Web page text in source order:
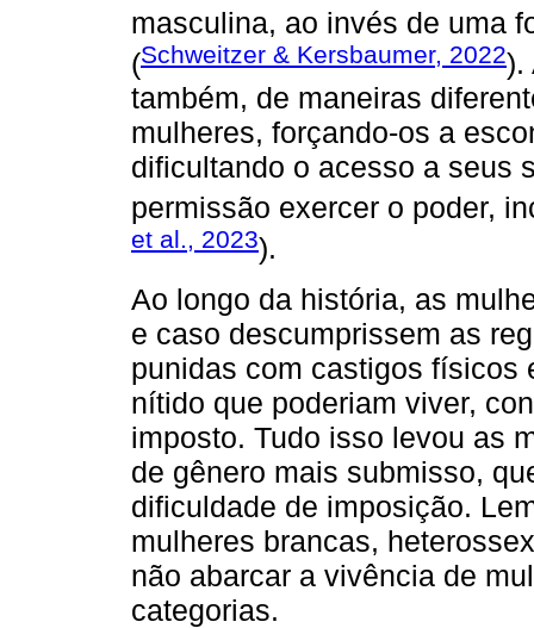
masculina, ao invés de uma
(Schweitzer & Kersbaumer, 2022).
também, de maneiras
mulheres, forçando-os a
dificultando o acesso a seus
permissão exercer o poder,
et al., 2023).
Ao longo da história, as
e caso descumprissem as
punidas com castigos físicos
nítido que poderiam viver,
imposto. Tudo isso levou as
de gênero mais submisso,
dificuldade de imposição.
mulheres brancas,
não abarcar a vivência de
categorias.